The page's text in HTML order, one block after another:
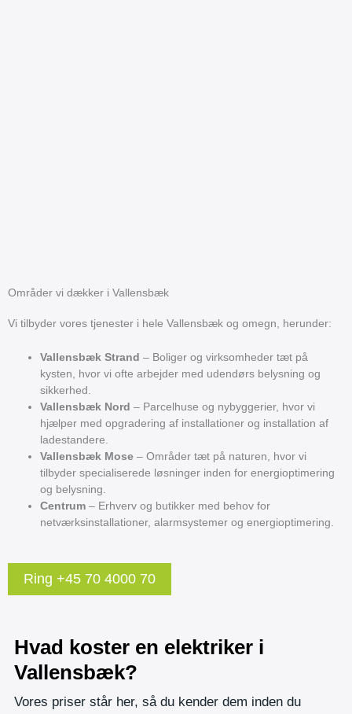
Områder vi dækker i Vallensbæk
Vi tilbyder vores tjenester i hele Vallensbæk og omegn, herunder:
Vallensbæk Strand – Boliger og virksomheder tæt på
kysten, hvor vi ofte arbejder med udendørs belysning og
sikkerhed.
Vallensbæk Nord – Parcelhuse og nybyggerier, hvor vi
hjælper med opgradering af installationer og installation af
ladestandere.
Vallensbæk Mose – Områder tæt på naturen, hvor vi
tilbyder specialiserede løsninger inden for energioptimering
og belysning.
Centrum – Erhverv og butikker med behov for
netværksinstallationer, alarmsystemer og energioptimering.
Ring +45 70 4000 70
Hvad koster en elektriker i
Vallensbæk?
Vores priser står her, så du kender dem inden du